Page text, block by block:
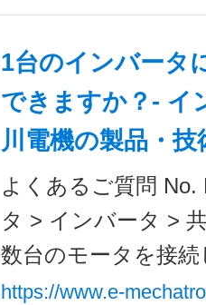
1台のインバータ
できますか？- イ
川電機の製品・
よくあるご質問
タ > インバータ >
数台のモータを接
https://www.e-